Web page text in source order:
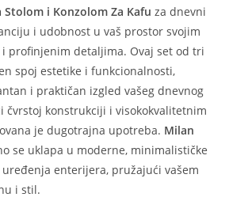
Stolom i Konzolom Za Kafu za dnevni
i udobnost u vaš prostor svojim
profinjenim detaljima. Ovaj set od tri
spoj estetike i funkcionalnosti,
i praktičan izgled vašeg dnevnog
čvrstoj konstrukciji i visokokvalitetnim
je dugotrajna upotreba. Milan
se uklapa u moderne, minimalističke
enterijera, pružajući vašem
i stil.